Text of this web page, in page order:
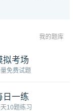
我的题库
拟考场
免费试题
日一练
10题练习